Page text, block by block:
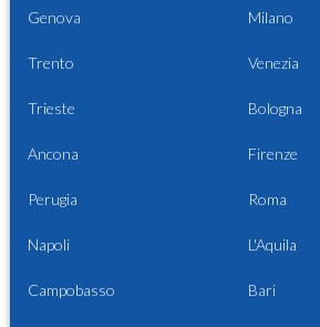
Genova Milano
Trento Venezia
Trieste Bologna
Ancona Firenze
Perugia Roma
Napoli L'Aquila
Campobasso Bari